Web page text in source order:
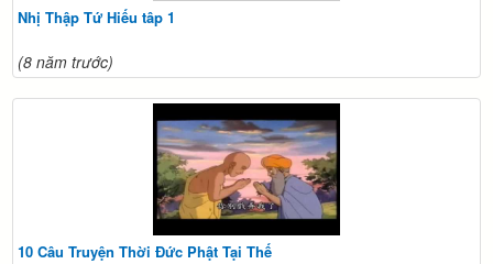
Nhị Thập Tứ Hiếu tâp 1
(8 năm trước)
10 Câu Truyện Thời Đức Phật Tại Thế